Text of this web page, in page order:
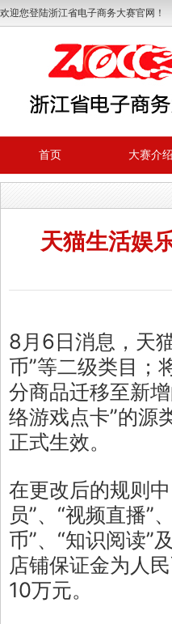
欢迎您登陆浙江省电子商务大赛官网！
首页 大赛介绍
天猫生活娱
8月6日消息，天
币”等二级类目；
分商品迁移至新
络游戏点卡”的源
正式生效。
在更改后的规则
员”、“视频直播”
币”、“知识阅读”
店铺保证金为人
10万元。